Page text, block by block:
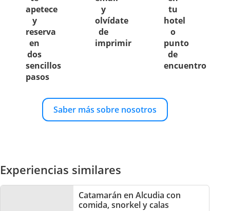
apetece
y
reserva
en
dos
sencillos
pasos
y
olvídate
de
imprimir
tu
hotel
o
punto
de
encuentro
Saber más sobre nosotros
Experiencias similares
Catamarán en Alcudia con
comida, snorkel y calas